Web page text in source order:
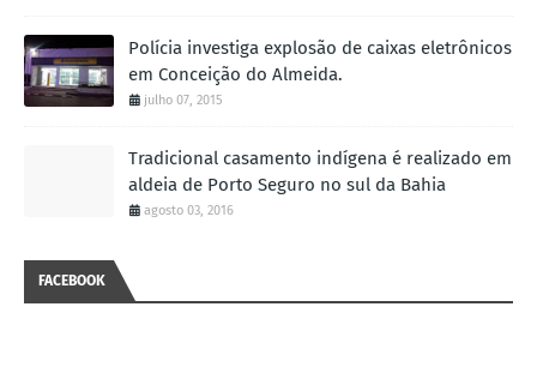
Polícia investiga explosão de caixas eletrônicos
em Conceição do Almeida.
julho 07, 2015
Tradicional casamento indígena é realizado em
aldeia de Porto Seguro no sul da Bahia
agosto 03, 2016
FACEBOOK